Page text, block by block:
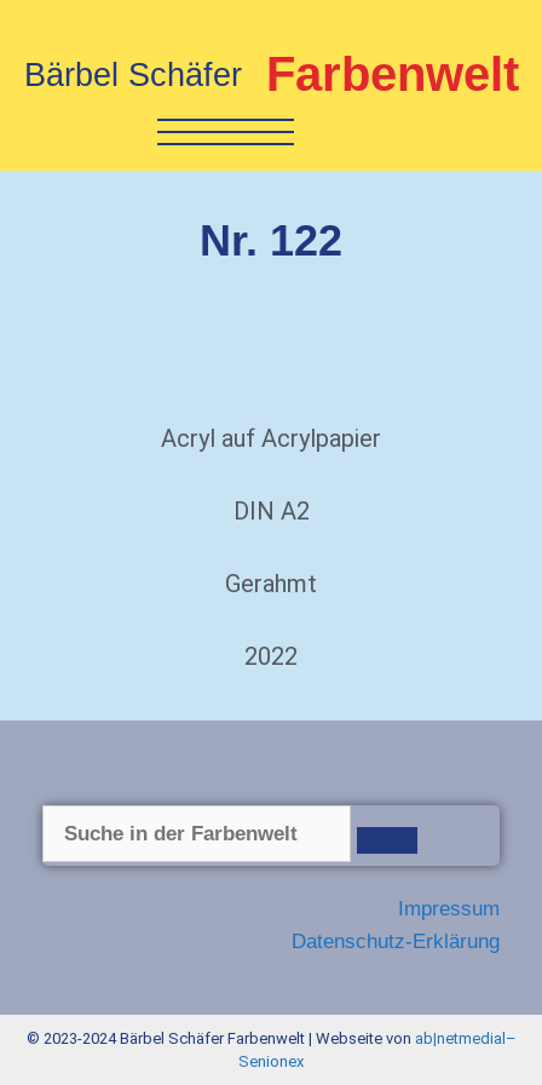
Bärbel Schäfer Farbenwelt
Nr. 122
Acryl auf Acrylpapier
DIN A2
Gerahmt
2022
Impressum
Datenschutz-Erklärung
© 2023-2024 Bärbel Schäfer Farbenwelt | Webseite von ab|netmedial –
Senionex